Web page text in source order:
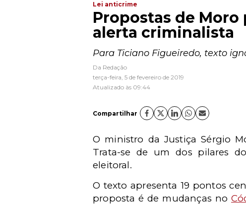
Lei anticrime
Propostas de
alerta criminalista
Para Ticiano Figueiredo, texto
Da Redação
terça-feira, 5 de fevereiro de 2019
Atualizado às 09:44
Compartilhar
O ministro da Justiça Sérgio
Trata-se de um dos pilares
eleitoral.
O texto apresenta 19 pontos
proposta é de mudanças no